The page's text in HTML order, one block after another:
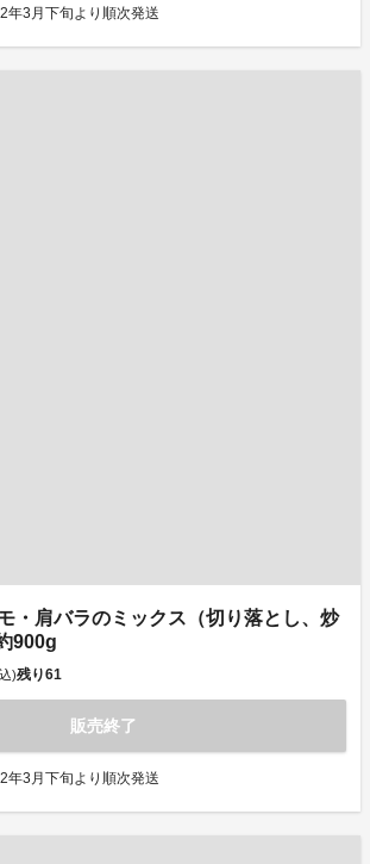
年3月下旬より順次発送
・肩バラのミックス（切り落とし、炒
900g
)残り61
販売終了
年3月下旬より順次発送